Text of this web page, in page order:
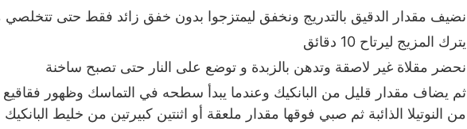
نضيف مقدار الدقيق بالتدريج ونخفق ليمتزجوا بدون خفق زائد فقط حتى
يترك المزيج ليرتاح 10 دقائق
نحضر مقلاة غير لاصقة وتدهن بالزبدة و توضع على النار حتى تصبح ساخنة
ثم يضاف مقدار قليل من البانكيك وعندما يبدأ سطحه في التماسك وظهور
من النوتيلا الذائبة ثم صبي فوقها مقدار ملعقة أو اثنتين كبيرتين من خليط البانكيك